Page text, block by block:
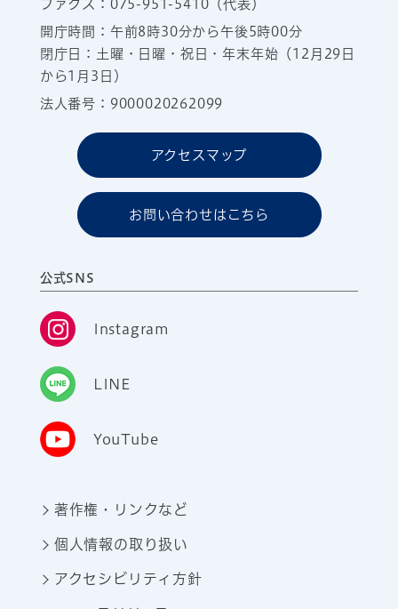
ファクス：075-951-5410（代表）
開庁時間：午前8時30分から午後5時00分
閉庁日：土曜・日曜・祝日・年末年始（12月29日
から1月3日）
法人番号：9000020262099
アクセスマップ
お問い合わせはこちら
公式SNS
Instagram
LINE
YouTube
著作権・リンクなど
個人情報の取り扱い
アクセシビリティ方針